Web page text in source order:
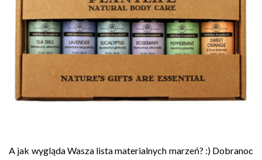
A jak wygląda Wasza lista materialnych marzeń? :) Dobranoc